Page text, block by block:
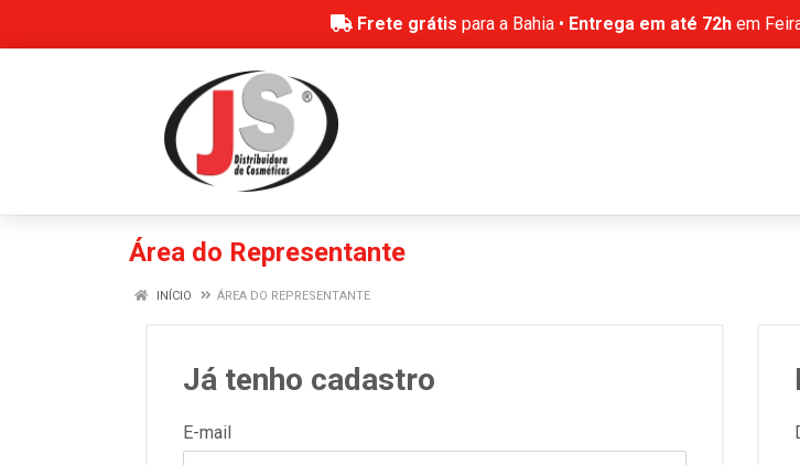
Frete grátis para a Bahia • Entrega em até 72hem
Área do Representante
INÍCIO ÁREA DO REPRESENTANTE
Já tenho cadastro
E-mail